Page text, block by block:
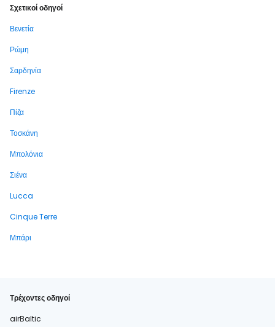
Σχετικοί οδηγοί
Βενετία
Ρώμη
Σαρδηνία
Firenze
Πίζα
Τοσκάνη
Μπολόνια
Σιένα
Lucca
Cinque Terre
Μπάρι
Τρέχοντες οδηγοί
airBaltic